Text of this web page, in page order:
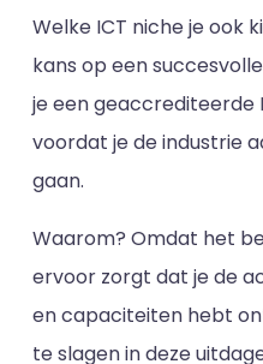
Welke ICT niche je ook
kans op een
je een geaccrediteerde
voordat je de industrie
gaan.
Waarom? Omdat het
ervoor zorgt dat je de
en capaciteiten hebt
te slagen in deze